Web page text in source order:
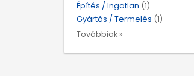
Építés / Ingatlan (1)
Gyártás / Termelés (1)
Továbbiak »